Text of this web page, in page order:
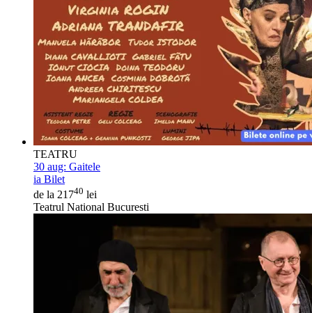
TEATRU
30 aug: Gaitele
ia Bilet
de la 21740 lei
Teatrul National Bucuresti